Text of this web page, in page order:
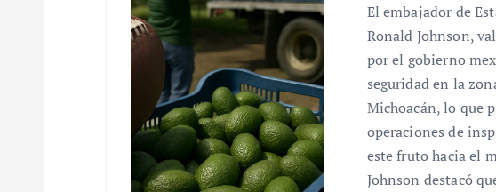
El embajador de
Ronald Johnson,
por el gobierno
seguridad en la
Michoacán, lo que
operaciones de
este fruto hacia el
Johnson destacó